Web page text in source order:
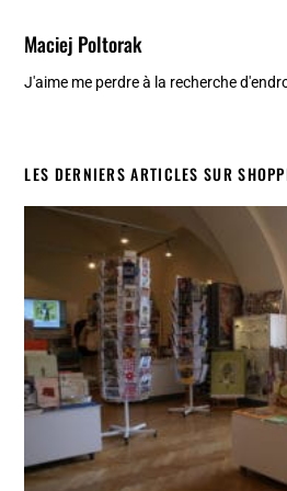
Maciej Poltorak
J'aime me perdre à la recherche
LES DERNIERS ARTICLES SUR